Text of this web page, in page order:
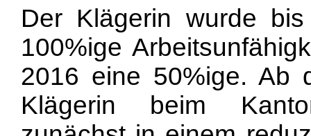
Der Klägerin wurde
100%ige
2016 eine 50%ige. Ab
Klägerin beim